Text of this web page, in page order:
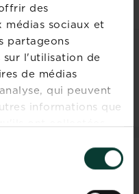
des
sociaux et
partageons
l'utilisation de
de médias
qui peuvent
informations que
ont collectées
ONT